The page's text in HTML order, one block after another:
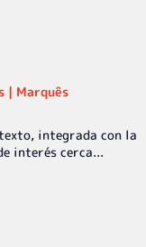
| Marquês
integrada con la
interés cerca...